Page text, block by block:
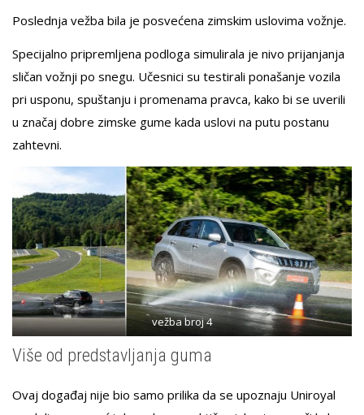
Poslednja vežba bila je posvećena zimskim uslovima vožnje.
Specijalno pripremljena podloga simulirala je nivo prijanjanja
sličan vožnji po snegu. Učesnici su testirali ponašanje vozila
pri usponu, spuštanju i promenama pravca, kako bi se uverili
u značaj dobre zimske gume kada uslovi na putu postanu
zahtevni.
vežba broj 4
Više od predstavljanja guma
Ovaj događaj nije bio samo prilika da se upoznaju Uniroyal